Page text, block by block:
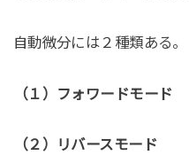
自動微分には２種類ある。
（１）フォワードモード
（２）リバースモード